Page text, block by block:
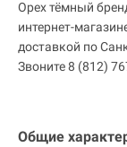
Орех тёмный
интернет-
доставкой по
Звоните 8 (812)
Общие